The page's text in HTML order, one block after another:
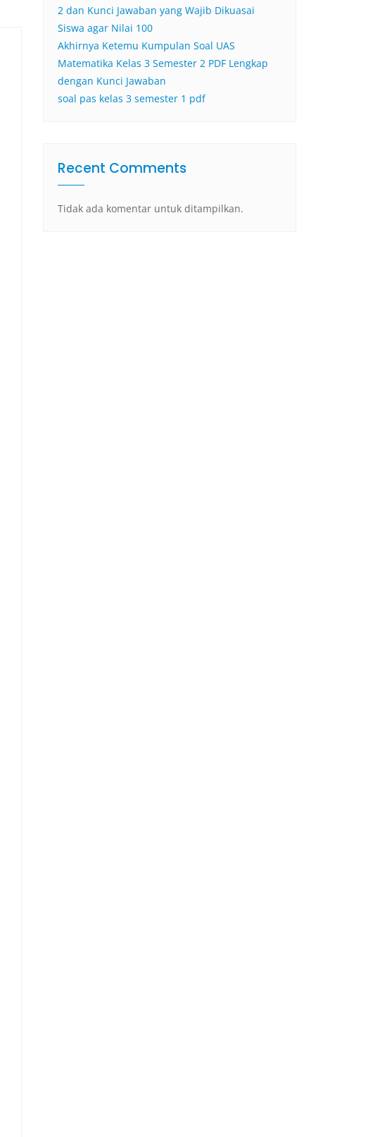
2 dan Kunci Jawaban yang Wajib Dikuasai
Siswa agar Nilai 100
Akhirnya Ketemu Kumpulan Soal UAS
Matematika Kelas 3 Semester 2 PDF Lengkap
dengan Kunci Jawaban
soal pas kelas 3 semester 1 pdf
Recent Comments
Tidak ada komentar untuk ditampilkan.